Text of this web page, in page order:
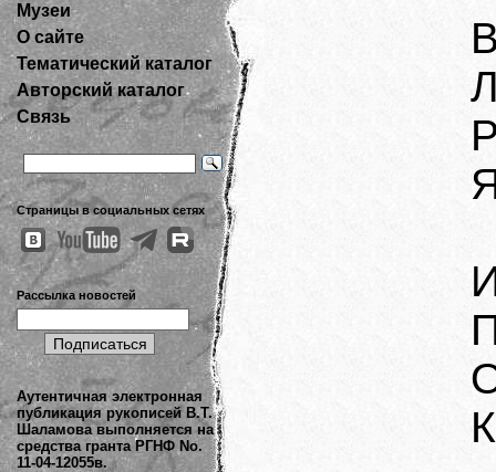
Музеи
О сайте
Тематический каталог
Авторский каталог
Связь
Страницы в социальных сетях
Рассылка новостей
Аутентичная электронная
публикация рукописей В.Т.
Шаламова выполняется на
средства гранта РГНФ No.
11-04-12055в.